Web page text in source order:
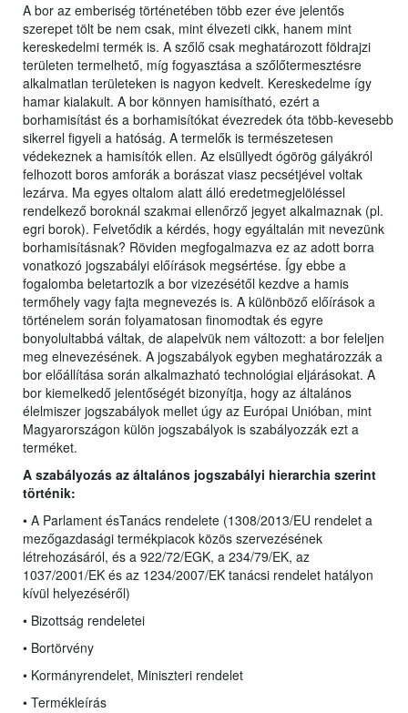
A bor az emberiség történetében több ezer éve jelentős
szerepet tölt be nem csak, mint élvezeti cikk, hanem mint
kereskedelmi termék is. A szőlő csak meghatározott földrajzi
területen termelhető, míg fogyasztása a szőlőtermesztésre
alkalmatlan területeken is nagyon kedvelt. Kereskedelme így
hamar kialakult. A bor könnyen hamisítható, ezért a
borhamisítást és a borhamisítókat évezredek óta több-kevesebb
sikerrel figyeli a hatóság. A termelők is természetesen
védekeznek a hamisítók ellen. Az elsüllyedt ógörög gályákról
felhozott boros amforák a borászat viasz pecsétjével voltak
lezárva. Ma egyes oltalom alatt álló eredetmegjelöléssel
rendelkező boroknál szakmai ellenőrző jegyet alkalmaznak (pl.
egri borok). Felvetődik a kérdés, hogy egyáltalán mit nevezünk
borhamisításnak? Röviden megfogalmazva ez az adott borra
vonatkozó jogszabályi előírások megsértése. Így ebbe a
fogalomba beletartozik a bor vizezésétől kezdve a hamis
termőhely vagy fajta megnevezés is. A különböző előírások a
történelem során folyamatosan finomodtak és egyre
bonyolultabbá váltak, de alapelvük nem változott: a bor feleljen
meg elnevezésének. A jogszabályok egyben meghatározzák a
bor előállítása során alkalmazható technológiai eljárásokat. A
bor kiemelkedő jelentőségét bizonyítja, hogy az általános
élelmiszer jogszabályok mellet úgy az Európai Unióban, mint
Magyarországon külön jogszabályok is szabályozzák ezt a
terméket.
A szabályozás az általános jogszabályi hierarchia szerint
történik:
• A Parlament ésTanács rendelete (1308/2013/EU rendelet a
mezőgazdasági termékpiacok közös szervezésének
létrehozásáról, és a 922/72/EGK, a 234/79/EK, az
1037/2001/EK és az 1234/2007/EK tanácsi rendelet hatályon
kívül helyezéséről)
• Bizottság rendeletei
• Bortörvény
• Kormányrendelet, Miniszteri rendelet
• Termékleírás